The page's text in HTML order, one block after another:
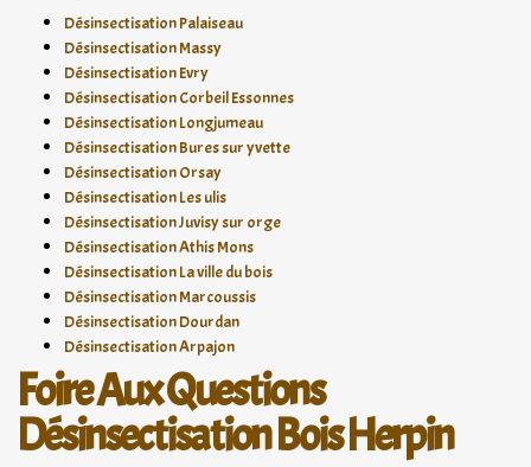
Désinsectisation Palaiseau
Désinsectisation Massy
Désinsectisation Evry
Désinsectisation Corbeil Essonnes
Désinsectisation Longjumeau
Désinsectisation Bures sur yvette
Désinsectisation Orsay
Désinsectisation Les ulis
Désinsectisation Juvisy sur orge
Désinsectisation Athis Mons
Désinsectisation La ville du bois
Désinsectisation Marcoussis
Désinsectisation Dourdan
Désinsectisation Arpajon
Foire Aux Questions
Désinsectisation Bois Herpin